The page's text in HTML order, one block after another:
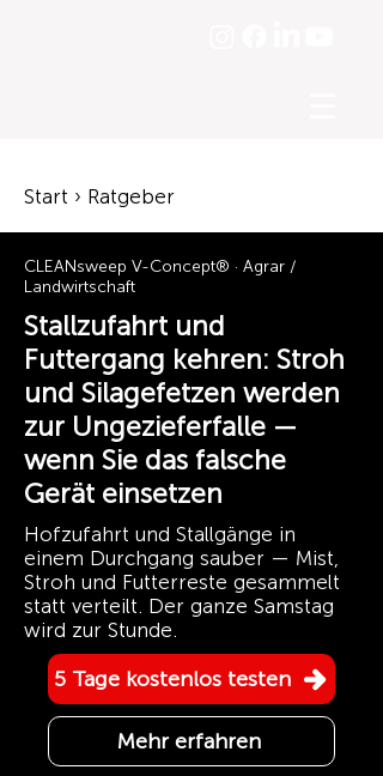
Start › Ratgeber
CLEANsweep V-Concept® · Agrar /
Landwirtschaft
Stallzufahrt und
Futtergang kehren: Stroh
und Silagefetzen werden
zur Ungezieferfalle —
wenn Sie das falsche
Gerät einsetzen
Hofzufahrt und Stallgänge in
einem Durchgang sauber — Mist,
Stroh und Futterreste gesammelt
statt verteilt. Der ganze Samstag
wird zur Stunde.
5 Tage kostenlos testen
Mehr erfahren